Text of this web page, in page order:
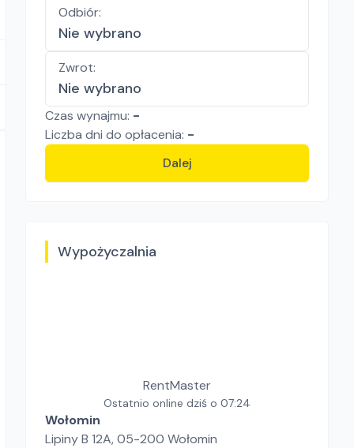
Odbiór:
Nie wybrano
Zwrot:
Nie wybrano
Czas wynajmu: -
Liczba dni do opłacenia: -
Dalej
Wypożyczalnia
RentMaster
Ostatnio online dziś o 07:24
Wołomin
Lipiny B 12A, 05-200 Wołomin